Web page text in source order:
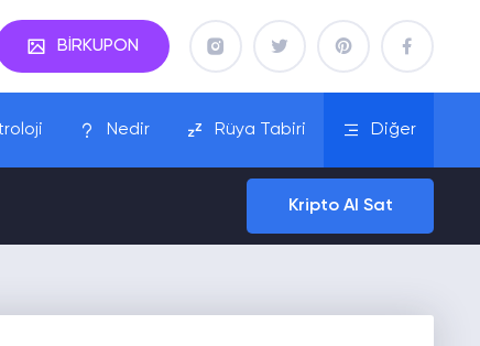
BİRKUPON
Nedir Rüya Tabiri Diğer
Kripto Al Sat